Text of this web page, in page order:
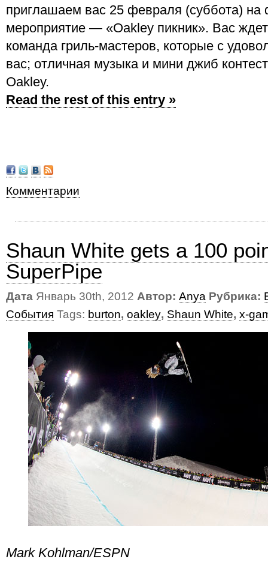
приглашаем вас 25 февраля (суббота) на
мероприятие — «Oakley пикник». Вас
команда гриль-мастеров, которые с
вас; отличная музыка и мини джиб
Oakley.
Read the rest of this entry »
Комментарии
Shaun White gets a 100
SuperPipe
Дата Январь 30th, 2012 Автор: Anya Рубрика:
События Tags: burton, oakley, Shaun White, x-
Mark Kohlman/ESPN